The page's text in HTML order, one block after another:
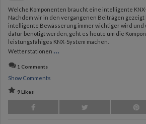
Welche Komponenten braucht eine intelligente
Nachdem wir in den vergangenen Beiträgen gezeigt
intelligente Bewässerung immer wichtiger wird und
dafür benötigt werden, geht es heute um die
leistungsfähiges KNX-System machen.
Wetterstationen ...
1 Comments
Show Comments
9 Likes